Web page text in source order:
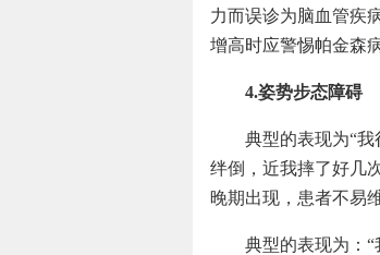
力而误诊为脑血管疾
增高时应警惕帕金森
4.姿势步态障碍
典型的表现为“
绊倒，近我摔了好几
晚期出现，患者不易
典型的表现为：